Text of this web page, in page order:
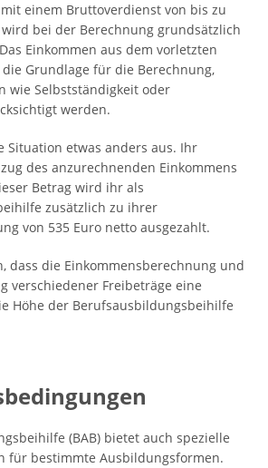
einem Bruttoverdienst von bis zu
bei der Berechnung grundsätzlich
Einkommen aus dem vorletzten
Grundlage für die Berechnung,
wie Selbstständigkeit oder
werden.
Situation etwas anders aus. Ihr
des anzurechnenden Einkommens
Betrag wird ihr als
zusätzlich zu ihrer
von 535 Euro netto ausgezahlt.
dass die Einkommensberechnung und
verschiedener Freibeträge eine
Höhe der Berufsausbildungsbeihilfe
(BAB) bietet auch spezielle
für bestimmte Ausbildungsformen.